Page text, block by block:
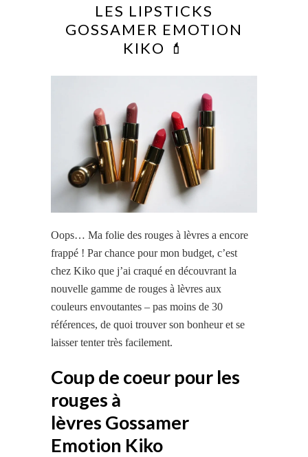
LES LIPSTICKS
GOSSAMER EMOTION
KIKO 💄
Oops… Ma folie des rouges à lèvres a encore
frappé ! Par chance pour mon budget, c’est
chez Kiko que j’ai craqué en découvrant la
nouvelle gamme de rouges à lèvres aux
couleurs envoutantes – pas moins de 30
références, de quoi trouver son bonheur et se
laisser tenter très facilement.
Coup de coeur pour les
rouges à
lèvres Gossamer
Emotion Kiko